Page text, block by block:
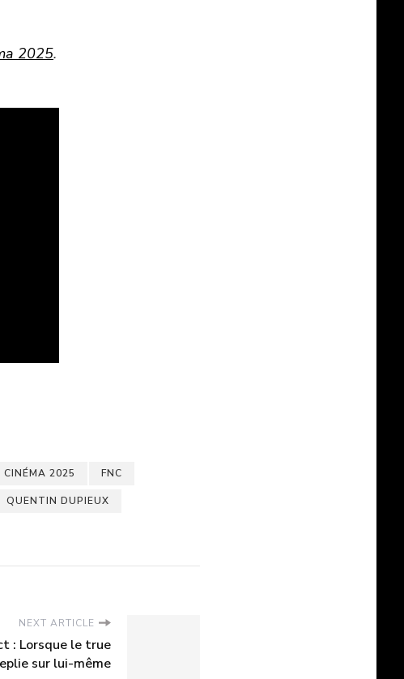
2025.
2025 FNC
QUENTIN DUPIEUX
NEXT ARTICLE
: Lorsque le true
sur lui-même